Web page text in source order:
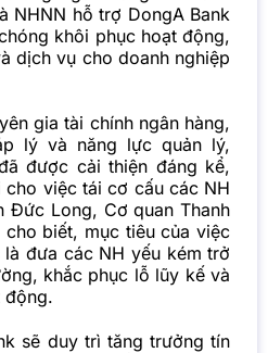
NHNN hỗ trợ DongA Bank
khôi phục hoạt động,
dịch vụ cho doanh nghiệp
gia tài chính ngân hàng,
lý và năng lực quản lý,
được cải thiện đáng kể,
việc tái cơ cấu các NH
Đức Long, Cơ quan Thanh
biết, mục tiêu của việc
đưa các NH yếu kém trở
khắc phục lỗ lũy kế và
động.
sẽ duy trì tăng trưởng tín